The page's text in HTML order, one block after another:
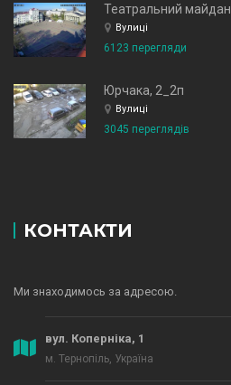
Театральний майдан
Вулиці
6123 перегляди
Юрчака, 2_2п
Вулиці
3045 переглядів
КОНТАКТИ
Ми знаходимось за адресою.
вул. Коперніка, 1
м. Тернопіль, Україна